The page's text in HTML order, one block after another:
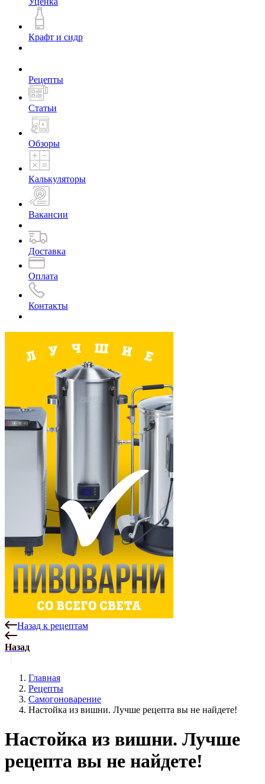
Крафт и сидр
Рецепты
Статьи
Обзоры
Калькуляторы
Вакансии
Доставка
Оплата
Контакты
Назад к рецептам
Назад
Главная
Рецепты
Самогоноварение
Настойка из вишни. Лучше рецепта вы не найдете!
Настойка из вишни. Лучше
рецепта вы не найдете!